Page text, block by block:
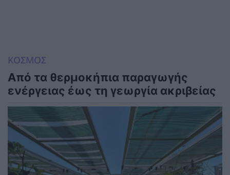
ΚΟΣΜΟΣ
Από τα θερμοκήπια παραγωγής
ενέργειας έως τη γεωργία ακριβείας